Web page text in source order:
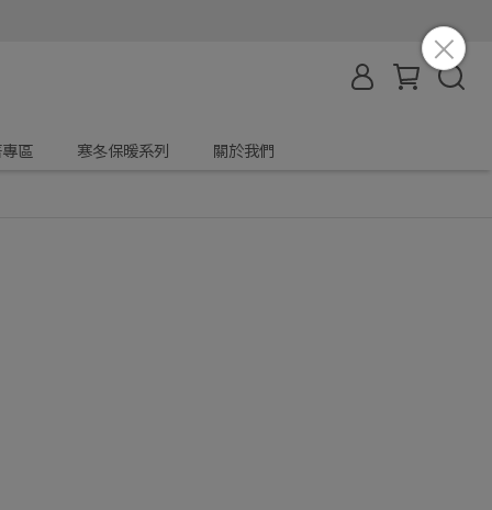
區 寒冬保暖系列 關於我們